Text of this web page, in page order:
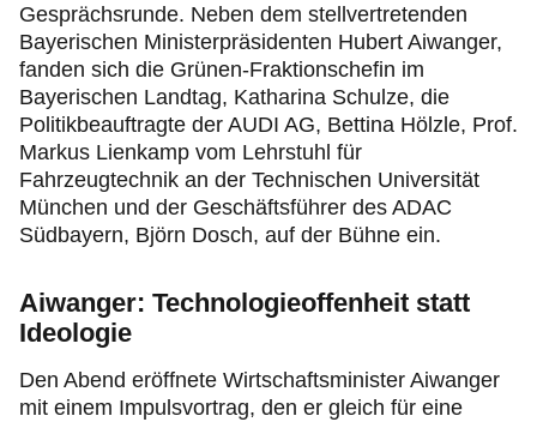
Gesprächsrunde. Neben dem stellvertretenden
Bayerischen Ministerpräsidenten Hubert Aiwanger,
fanden sich die Grünen-Fraktionschefin im
Bayerischen Landtag, Katharina Schulze, die
Politikbeauftragte der AUDI AG, Bettina Hölzle, Prof.
Markus Lienkamp vom Lehrstuhl für
Fahrzeugtechnik an der Technischen Universität
München und der Geschäftsführer des ADAC
Südbayern, Björn Dosch, auf der Bühne ein.
Aiwanger: Technologieoffenheit statt
Ideologie
Den Abend eröffnete Wirtschaftsminister Aiwanger
mit einem Impulsvortrag, den er gleich für eine